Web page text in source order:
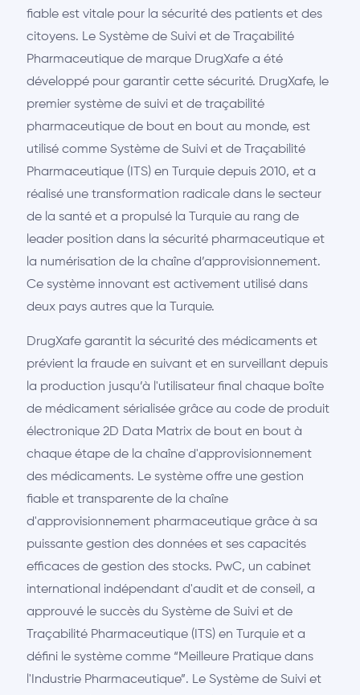
fiable est vitale pour la sécurité des patients et des
citoyens. Le Système de Suivi et de Traçabilité
Pharmaceutique de marque DrugXafe a été
développé pour garantir cette sécurité. DrugXafe, le
premier système de suivi et de traçabilité
pharmaceutique de bout en bout au monde, est
utilisé comme Système de Suivi et de Traçabilité
Pharmaceutique (ITS) en Turquie depuis 2010, et a
réalisé une transformation radicale dans le secteur
de la santé et a propulsé la Turquie au rang de
leader position dans la sécurité pharmaceutique et
la numérisation de la chaîne d’approvisionnement.
Ce système innovant est activement utilisé dans
deux pays autres que la Turquie.
DrugXafe garantit la sécurité des médicaments et
prévient la fraude en suivant et en surveillant depuis
la production jusqu’à l'utilisateur final chaque boîte
de médicament sérialisée grâce au code de produit
électronique 2D Data Matrix de bout en bout à
chaque étape de la chaîne d'approvisionnement
des médicaments. Le système offre une gestion
fiable et transparente de la chaîne
d'approvisionnement pharmaceutique grâce à sa
puissante gestion des données et ses capacités
efficaces de gestion des stocks. PwC, un cabinet
international indépendant d'audit et de conseil, a
approuvé le succès du Système de Suivi et de
Traçabilité Pharmaceutique (ITS) en Turquie et a
défini le système comme “Meilleure Pratique dans
l'Industrie Pharmaceutique”. Le Système de Suivi et